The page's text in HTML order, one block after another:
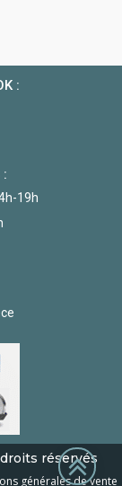
:
:
19h
réservés
générales de vente